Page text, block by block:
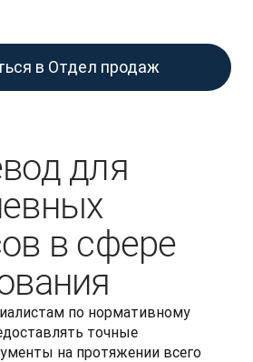
в Отдел продаж
для
в сфере
по нормативному
точные
на протяжении всего